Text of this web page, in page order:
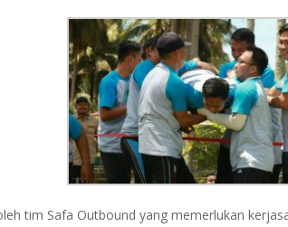
tim Safa Outbound yang memerlukan